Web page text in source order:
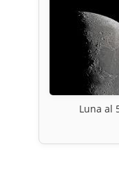
Luna al